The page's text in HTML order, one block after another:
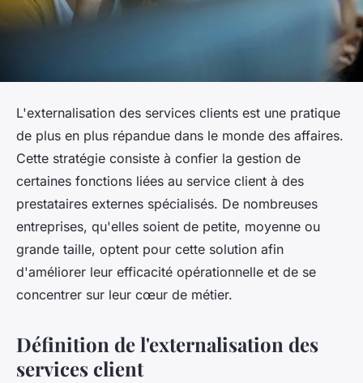
L'externalisation des services clients est une pratique
de plus en plus répandue dans le monde des affaires.
Cette stratégie consiste à confier la gestion de
certaines fonctions liées au service client à des
prestataires externes spécialisés. De nombreuses
entreprises, qu'elles soient de petite, moyenne ou
grande taille, optent pour cette solution afin
d'améliorer leur efficacité opérationnelle et de se
concentrer sur leur cœur de métier.
Définition de l'externalisation des
services client